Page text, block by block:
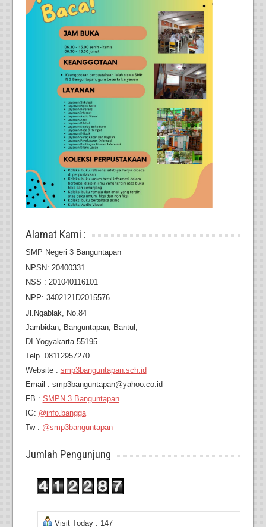
Alamat Kami :
SMP Negeri 3 Banguntapan
NPSN: 20400331
NSS : 201040116101
NPP: 3402121D2015576
Jl.Ngablak, No.84
Jambidan,
Banguntapan, Bantul,
DI Yogyakarta 55195
Telp. 08112957270
Website : smp3banguntapan.sch.id
Email : smp3banguntapan@yahoo.co.id
FB : SMPN 3 Banguntapan
IG: @info.bangga
Tw : @smp3banguntapan
Jumlah Pengunjung
Visit Today : 147